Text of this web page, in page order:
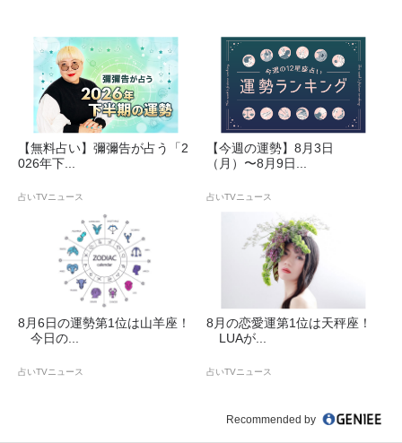
【無料占い】彌彌告が占う「2
026年下...
占いTVニュース
【今週の運勢】8月3日
（月）〜8月9日...
占いTVニュース
8月6日の運勢第1位は山羊座！
今日の...
占いTVニュース
8月の恋愛運第1位は天秤座！
LUAが...
占いTVニュース
Recommended by